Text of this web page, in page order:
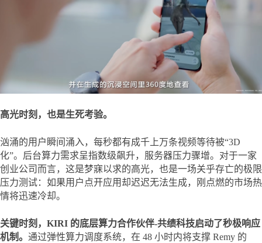
高光时刻，也是生死考验。
汹涌的用户瞬间涌入，每秒都有成千上万条视频等待被“3D
化”。后台算力需求呈指数级飙升，服务器压力骤增。对于一家
创业公司而言，这是梦寐以求的高光，也是一场关乎存亡的极限
压力测试：如果用户点开应用却迟迟无法生成，刚点燃的市场热
情将迅速冷却。
关键时刻，KIRI 的底层算力合作伙伴-共绩科技启动了秒极响应
机制。 通过弹性算力调度系统，在 48 小时内将支撑 Remy 的